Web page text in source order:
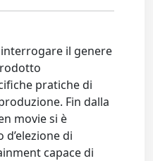
il genere
pratiche di
Fin dalla
movie si è
di
capace di